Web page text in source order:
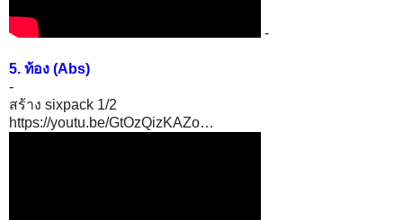
-
5. ท้อง (Abs)
-
สร้าง sixpack 1/2
https://youtu.be/GtOzQizKAZo…